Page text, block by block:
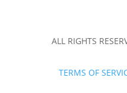
ALL RIGHTS
TERMS OF